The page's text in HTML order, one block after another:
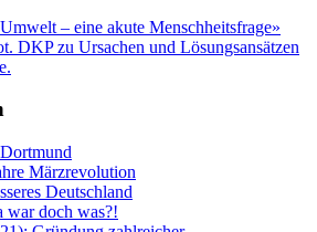
Märzrevolution
Deutschland
war doch was?!